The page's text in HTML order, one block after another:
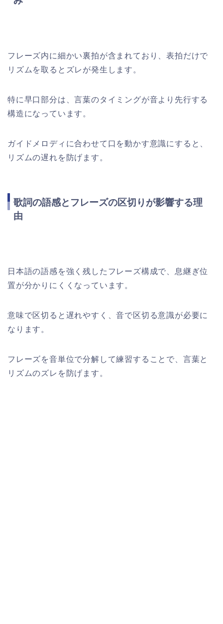
フレーズ内に細かい裏拍が含まれており、表拍だけで
リズムを取るとズレが発生します。
特に早口部分は、言葉のタイミングが音より先行する
構造になっています。
ガイドメロディに合わせて口を動かす意識にすると、
リズムの遅れを防げます。
歌詞の語感とフレーズの区切りが影響する理
由
日本語の語感を強く残したフレーズ構成で、息継ぎ位
置が分かりにくくなっています。
意味で区切ると遅れやすく、音で区切る意識が必要に
なります。
フレーズを音単位で分解して練習することで、言葉と
リズムのズレを防げます。